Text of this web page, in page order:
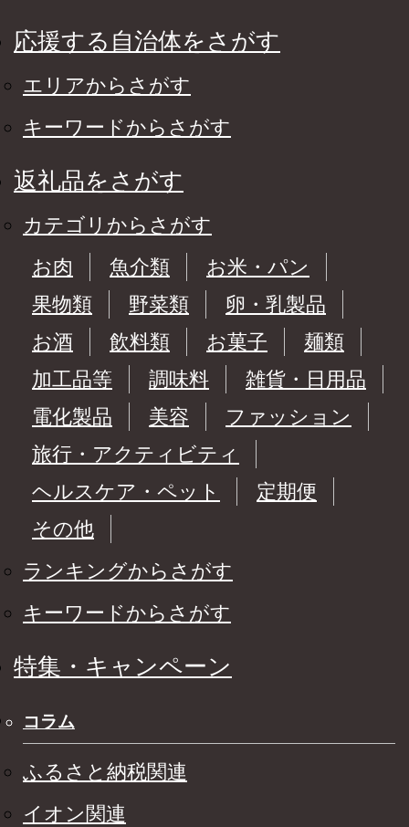
応援する自治体をさがす
エリアからさがす
キーワードからさがす
返礼品をさがす
カテゴリからさがす
お肉
魚介類
お米・パン
果物類
野菜類
卵・乳製品
お酒
飲料類 お菓子
麺類
加工品等
調味料
雑貨・日用品
電化製品
美容
ファッション
旅行・アクティビティ
ヘルスケア・ペット
定期便
その他
ランキングからさがす
キーワードからさがす
特集・キャンペーン
コラム
ふるさと納税関連
イオン関連